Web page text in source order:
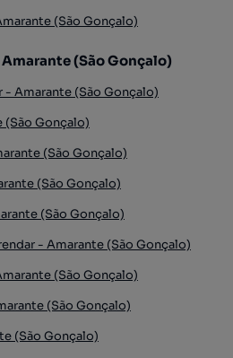
(São Gonçalo)
(São Gonçalo)
Amarante (São Gonçalo)
(São Gonçalo)
(São Gonçalo)
(São Gonçalo)
(São Gonçalo)
- Amarante (São Gonçalo)
(São Gonçalo)
(São Gonçalo)
(São Gonçalo)